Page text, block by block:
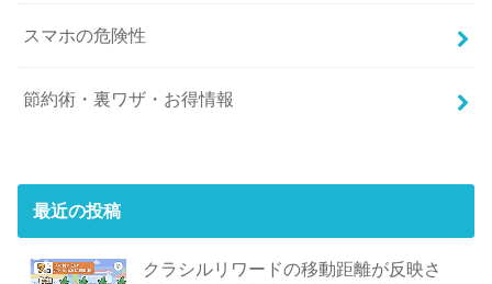
スマホの危険性
節約術・裏ワザ・お得情報
最近の投稿
クラシルリワードの移動距離が反映さ